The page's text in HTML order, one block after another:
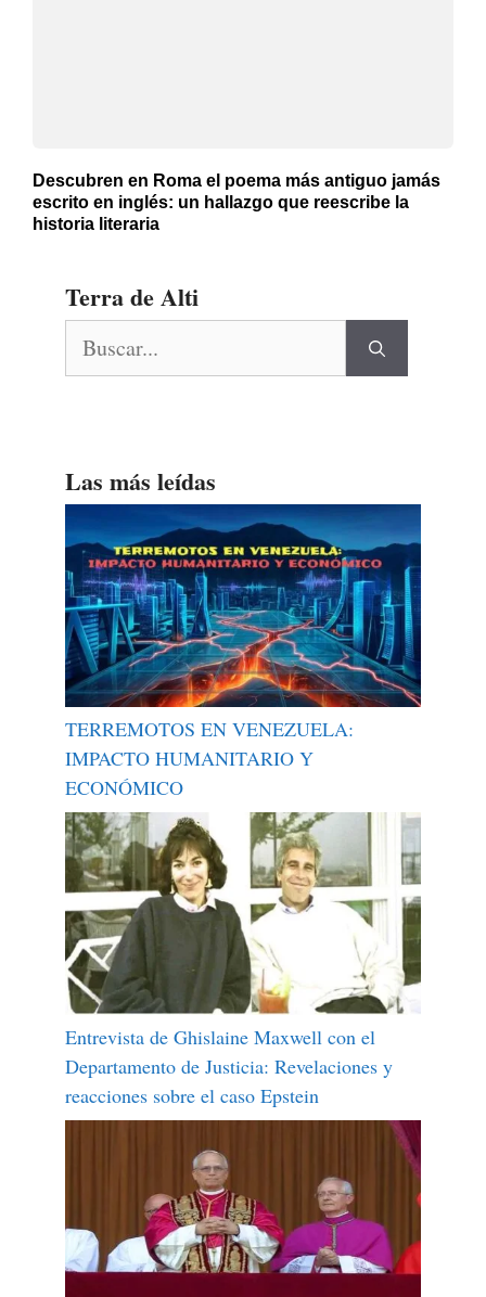
Descubren en Roma el poema más antiguo jamás
escrito en inglés: un hallazgo que reescribe la
historia literaria
Terra de Alti
Las más leídas
TERREMOTOS EN VENEZUELA:
IMPACTO HUMANITARIO Y
ECONÓMICO
Entrevista de Ghislaine Maxwell con el
Departamento de Justicia: Revelaciones y
reacciones sobre el caso Epstein